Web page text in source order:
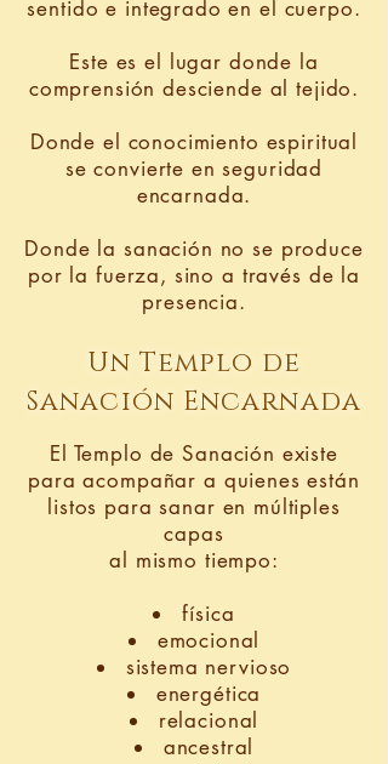
sentido e integrado en el cuerpo.
Este es el lugar donde la
comprensión desciende al tejido.
Donde el conocimiento espiritual
se convierte en seguridad
encarnada.
Donde la sanación no se produce
por la fuerza, sino a través de la
presencia.
Un Templo de
Sanación Encarnada
El Templo de Sanación existe
para acompañar a quienes están
listos para sanar en múltiples
capas
al mismo tiempo:
física
emocional
sistema nervioso
energética
relacional
ancestral